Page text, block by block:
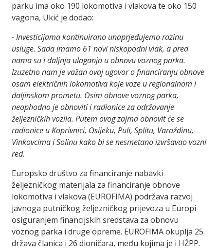
parku ima oko 190 lokomotiva i vlakova te oko 150
vagona, Ukić je dodao:
- Investicijama kontinuirano unaprjeđujemo razinu
usluge. Sada imamo 61 novi niskopodni vlak, a pred
nama su i daljnja ulaganja u obnovu voznog parka.
Izuzetno nam je važan ovaj ugovor o financiranju obnove
osam električnih lokomotiva koje voze u regionalnom i
daljinskom prometu. Osim obnove voznog parka,
neophodno je obnoviti i radionice za održavanje
željezničkih vozila. Putem ovog zajma obnovit će se
radionice u Koprivnici, Osijeku, Puli, Splitu, Varaždinu,
Vinkovcima i Solinu kako bi se nesmetano izvršavao vozni
red.
Europsko društvo za financiranje nabavki
željezničkog materijala za financiranje obnove
lokomotiva i vlakova (EUROFIMA) podržava razvoj
javnoga putničkog željezničkog prijevoza u Europi
osiguranjem financijskih sredstava za obnovu
voznog parka i druge opreme. EUROFIMA okuplja 25
država članica i 26 dioničara, među kojima je i HŽPP.